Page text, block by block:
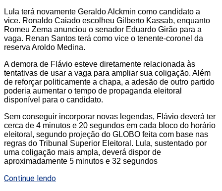
Lula terá novamente Geraldo Alckmin como candidato a
vice. Ronaldo Caiado escolheu Gilberto Kassab, enquanto
Romeu Zema anunciou o senador Eduardo Girão para a
vaga. Renan Santos terá como vice o tenente-coronel da
reserva Aroldo Medina.
A demora de Flávio esteve diretamente relacionada às
tentativas de usar a vaga para ampliar sua coligação. Além
de reforçar politicamente a chapa, a adesão de outro partido
poderia aumentar o tempo de propaganda eleitoral
disponível para o candidato.
Sem conseguir incorporar novas legendas, Flávio deverá ter
cerca de 4 minutos e 20 segundos em cada bloco do horário
eleitoral, segundo projeção do GLOBO feita com base nas
regras do Tribunal Superior Eleitoral. Lula, sustentado por
uma coligação mais ampla, deverá dispor de
aproximadamente 5 minutos e 32 segundos
Continue lendo